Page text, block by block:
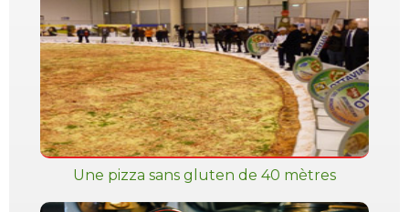
Une pizza sans gluten de 40 mètres